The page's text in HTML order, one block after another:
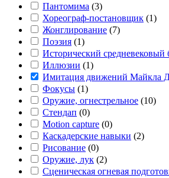
Пантомима (3)
Хореограф-постановщик (1)
Жонглирование (7)
Поэзия (1)
Исторический средневековый
Иллюзии (1)
Имитация движений Майкла
Фокусы (1)
Оружие, огнестрельное (10)
Стендап (0)
Motion capture (0)
Каскадерские навыки (2)
Рисование (0)
Оружие, лук (2)
Сценическая огневая